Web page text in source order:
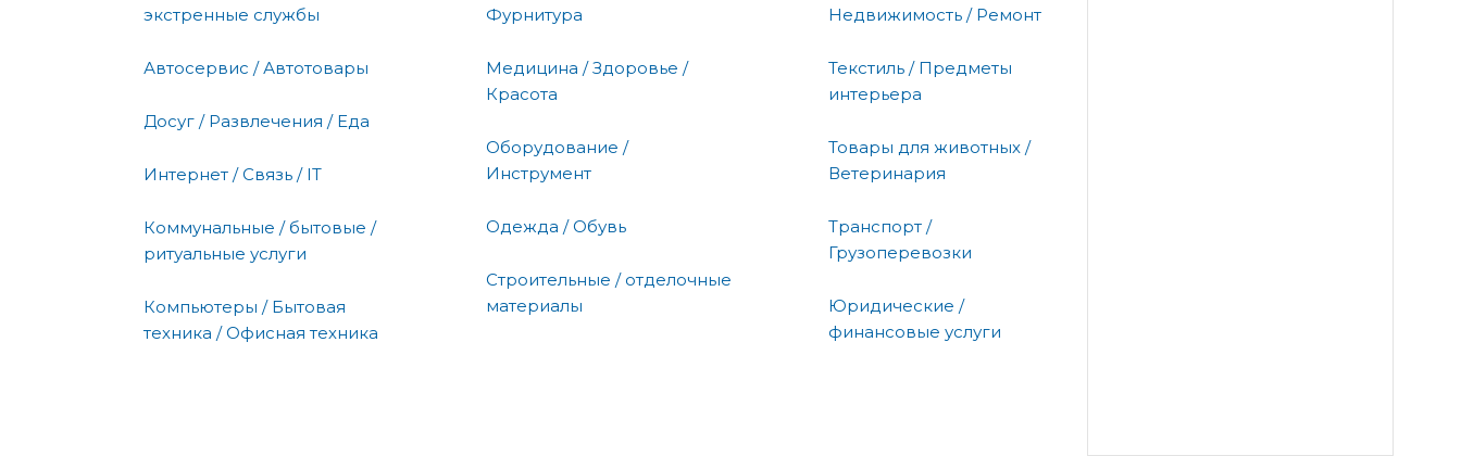
экстренные службы
Автосервис / Автотовары
Досуг / Развлечения / Еда
Интернет / Связь / IT
Коммунальные / бытовые /
ритуальные услуги
Компьютеры / Бытовая
техника / Офисная техника
Фурнитура
Медицина / Здоровье /
Красота
Оборудование /
Инструмент
Одежда / Обувь
Строительные / отделочные
материалы
Недвижимость / Ремонт
Текстиль / Предметы
интерьера
Товары для животных /
Ветеринария
Транспорт /
Грузоперевозки
Юридические /
финансовые услуги